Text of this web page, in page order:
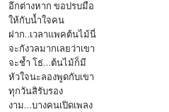
อีกต่างหาก ขอปรบมือ
ให้กับน้ำใจคน
ฝาก..เวลาแพคต้นไม้นี่
จะกังวลมากเลยว่าเขา
จะช้ำ โธ่...ต้นไม้ก็มี
หัวใจนะลองพูดกับเขา
ทุกวันสิรับรอง
งาม...บางคนเปิดเพลง